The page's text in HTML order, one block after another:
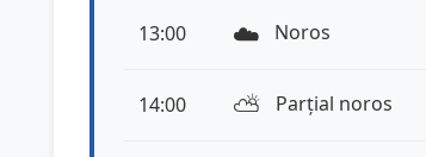
13:00 ☁️ Noros
14:00 ⛅️ Parțial noros